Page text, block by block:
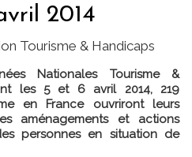
2014
Tourisme & Handicaps
Nationales Tourisme &
les 5 et 6 avril 2014, 219
en France ouvriront leurs
aménagements et actions
personnes en situation de